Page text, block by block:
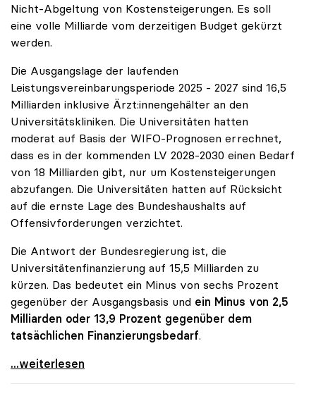
Nicht-Abgeltung von Kostensteigerungen. Es soll
eine volle Milliarde vom derzeitigen Budget gekürzt
werden.
Die Ausgangslage der laufenden
Leistungsvereinbarungsperiode 2025 - 2027 sind 16,5
Milliarden inklusive Ärzt:innengehälter an den
Universitätskliniken. Die Universitäten hatten
moderat auf Basis der WIFO-Prognosen errechnet,
dass es in der kommenden LV 2028-2030 einen Bedarf
von 18 Milliarden gibt, nur um Kostensteigerungen
abzufangen. Die Universitäten hatten auf Rücksicht
auf die ernste Lage des Bundeshaushalts auf
Offensivforderungen verzichtet.
Die Antwort der Bundesregierung ist, die
Universitätenfinanzierung auf 15,5 Milliarden zu
kürzen. Das bedeutet ein Minus von sechs Prozent
gegenüber der Ausgangsbasis und ein Minus von 2,5
Milliarden oder 13,9 Prozent gegenüber dem
tatsächlichen Finanzierungsbedarf.
\"Österreich ist für die heimischen Universitäten
...weiterlesen